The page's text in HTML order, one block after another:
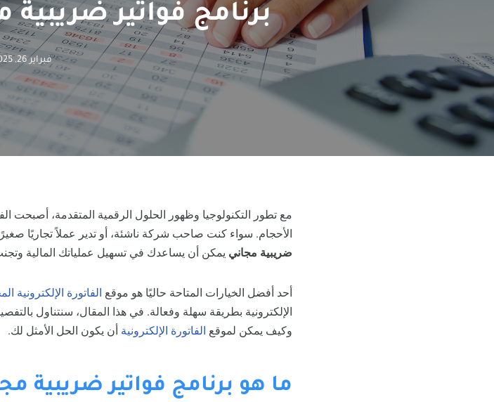
برنامج فواتير ضريبية
فبراير 26, 2025
مع تطور التكنولوجيا وظهور الحلول الرقمية المتقدمة، أصبحت
الأحجام. سواء كنت صاحب شركة ناشئة، أو تدير عملاً تجاريًا
ضريبية مجاني يمكن أن يساعدك في تسهيل عملياتك المالية
أحد أفضل الخيارات المتاحة حاليًا هو موقع الفاتورة الإلكترونية
الإلكترونية بطريقة سهلة وفعالة. في هذا المقال، سنتناول
وكيف يمكن لموقع الفاتورة الإلكترونية أن يكون الحل الأمثل لك.
ما هو برنامج فواتير ضريبية